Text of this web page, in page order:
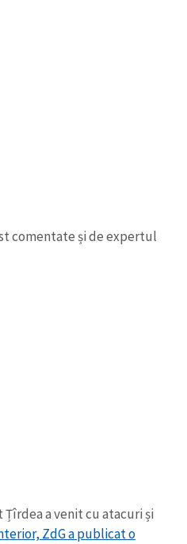
comentate și de expertul
a venit cu atacuri și
ZdG a publicat o